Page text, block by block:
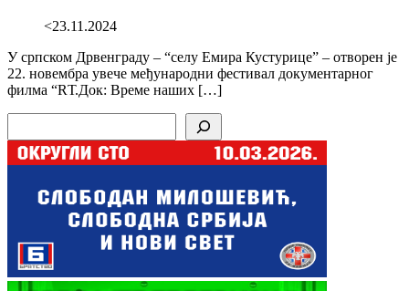
<23.11.2024
У српском Дрвенграду – “селу Емира Кустурице” – отворен је
22. новембра увече међународни фестивал документарног
филма “RТ.Док: Време наших […]